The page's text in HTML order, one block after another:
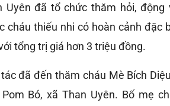
Uyên đã tổ chức thăm hỏi, động
cháu thiếu nhi có hoàn cảnh đặc
tổng trị giá hơn 3 triệu đồng.
đã đến thăm cháu Mè Bích
Bó, xã Than Uyên. Bố mẹ